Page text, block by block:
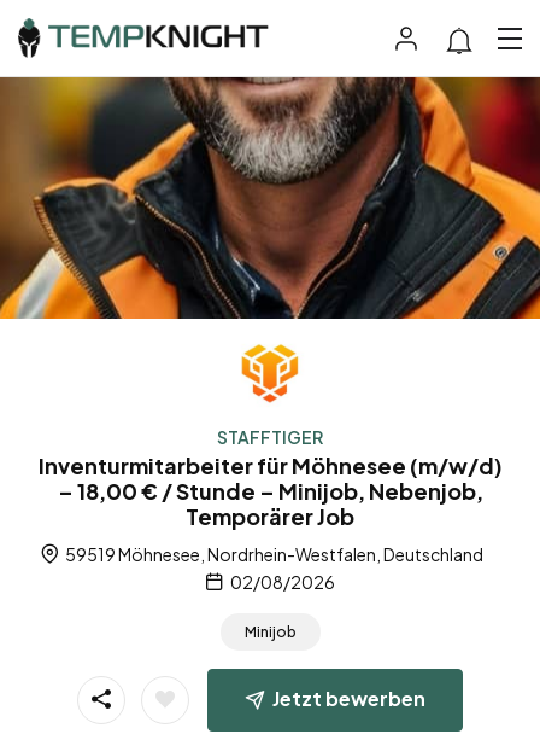
STAFFTIGER
Inventurmitarbeiter für Möhnesee (m/w/d)
– 18,00 € / Stunde – Minijob, Nebenjob,
Temporärer Job
59519 Möhnesee, Nordrhein-Westfalen, Deutschland
02/08/2026
Minijob
Jetzt bewerben